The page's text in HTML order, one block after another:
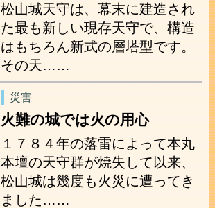
松山城天守は、幕末に建造され
た最も新しい現存天守で、構造
はもちろん新式の層塔型です。
その天……
災害
火難の城では火の用心
１７８４年の落雷によって本丸
本壇の天守群が焼失して以来、
松山城は幾度も火災に遭ってき
ました……